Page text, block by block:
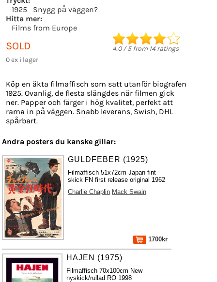
1925
Snygg på väggen?
Hitta mer:
Films from Europe
SOLD
0 ex i lager
4.0/5from 14 ratings
Köp en äkta filmaffisch som satt utanför biografen
1925. Ovanlig, de flesta slängdes när filmen gick
ner. Papper och färger i hög kvalitet, perfekt att
rama in på väggen. Snabb leverans, Swish, DHL
spårbart.
Andra posters du kanske gillar:
GULDFEBER (1925)
Filmaffisch 51x72cm Japan fint
skick FN first release original 1962
Charlie Chaplin Mack Swain
1700kr
HAJEN (1975)
Filmaffisch 70x100cm New
nyskick/rullad RO 1998